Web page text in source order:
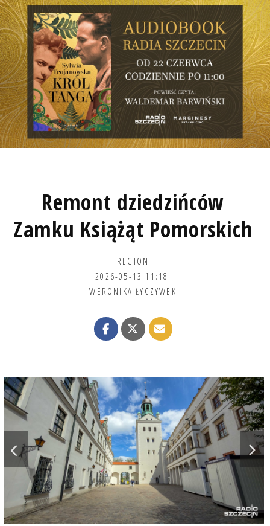
Remont dziedzińców
Zamku Książąt Pomorskich
REGION
2026-05-13 11:18
WERONIKA ŁYCZYWEK